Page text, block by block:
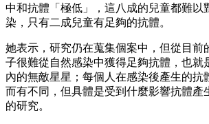
中和抗體「極低」，這八成的兒童都難以
染，只有二成兒童有足夠的抗體。
她表示，研究仍在蒐集個案中，但從目前
子很難從自然感染中獲得足夠抗體，也就
內的無敵星星；每個人在感染後產生的抗
而有不同，但具體是受到什麼影響抗體產
的研究。